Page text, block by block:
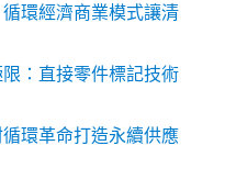
環經濟商業模式讓清
：直接零件標記技術
環革命打造永續供應